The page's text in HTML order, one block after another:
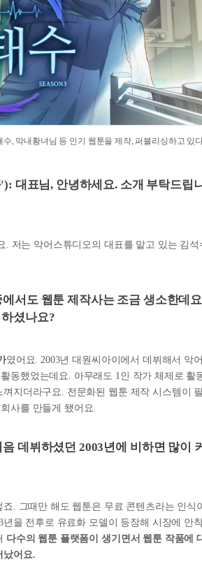
, 막내황녀님 등 인기 웹툰을 제작, 퍼블리싱하고 있
대표님, 안녕하세요. 소개 부탁드립
. 저는 악어스튜디오의 대표를 맡고 있는 김석
서도 웹툰 제작사는 조금 생소한데
셨나요?
였어요. 2003년 대원씨아이에서 데뷔해서 악
동했었는데요. 아무래도 1인 작가 체제로 활
지더라구요. 전문화된 웹툰 제작 시스템이
사를 만들게 됐어요.
데뷔하셨던 2003년에 비하면 많이
죠. 그때만 해도 웹툰은 무료 콘텐츠라는 인식
년을 전후로 유료화 모델이 등장해 시장에 안
다수의 웹툰 플랫폼이 생기면서 웹툰 작품에
났어요.